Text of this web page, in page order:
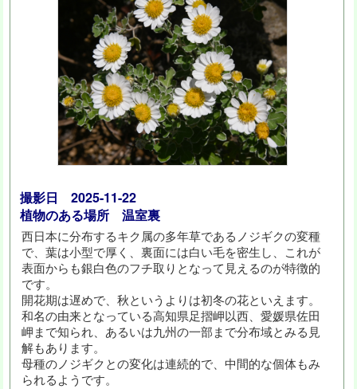
撮影日 2025-11-22
植物のある場所 温室裏
西日本に分布するキク属の多年草であるノジギクの変種
で、葉は小型で厚く、裏面には白い毛を密生し、これが
表面からも銀白色のフチ取りとなって見えるのが特徴的
です。
開花期は遅めで、秋というよりは初冬の花といえます。
和名の由来となっている高知県足摺岬以西、愛媛県佐田
岬まで知られ、あるいは九州の一部まで分布域とみる見
解もあります。
母種のノジギクとの変化は連続的で、中間的な個体もみ
られるようです。